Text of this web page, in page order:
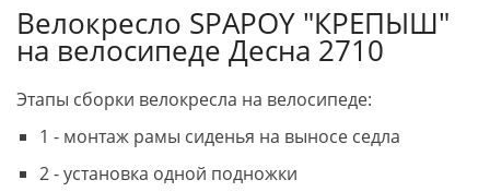
Велокресло SPAPOY "КРЕПЫШ"
на велосипеде Десна 2710
Этапы сборки велокресла на велосипеде:
1 - монтаж рамы сиденья на выносе седла
2 - установка одной подножки